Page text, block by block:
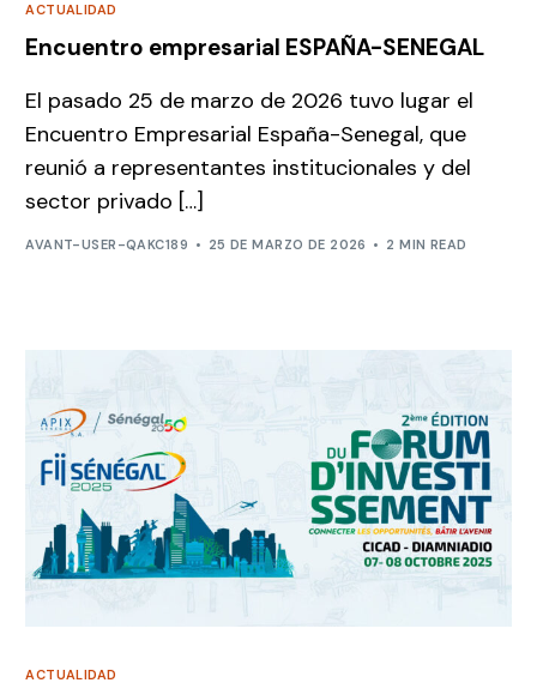
ACTUALIDAD
Encuentro empresarial ESPAÑA-SENEGAL
El pasado 25 de marzo de 2026 tuvo lugar el
Encuentro Empresarial España-Senegal, que
reunió a representantes institucionales y del
sector privado […]
AVANT-USER-QAKC189 25 DE MARZO DE 2026 2 MIN READ
ACTUALIDAD